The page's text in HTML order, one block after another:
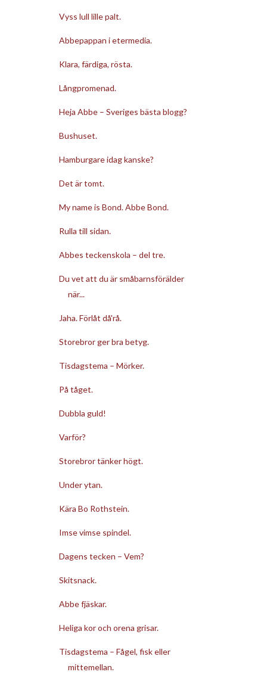
Vyss lull lille palt.
Abbepappan i etermedia.
Klara, färdiga, rösta.
Långpromenad.
Heja Abbe – Sveriges bästa blogg?
Bushuset.
Hamburgare idag kanske?
Det är tomt.
My name is Bond. Abbe Bond.
Rulla till sidan.
Abbes teckenskola – del tre.
Du vet att du är småbarnsförälder
när...
Jaha. Förlåt då'rå.
Storebror ger bra betyg.
Tisdagstema – Mörker.
På tåget.
Dubbla guld!
Varför?
Storebror tänker högt.
Under ytan.
Kära Bo Rothstein.
Imse vimse spindel.
Dagens tecken – Vem?
Skitsnack.
Abbe fjäskar.
Heliga kor och orena grisar.
Tisdagstema – Fågel, fisk eller
mittemellan.